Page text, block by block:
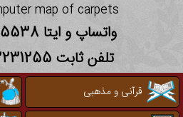
map of carpets
واتساپ و ایتا 09149655538
تلفن ثابت 52231255 - 041
قرآنی و مذهبی